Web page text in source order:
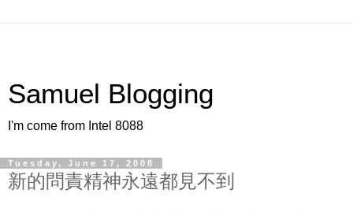
Samuel Blogging
I'm come from Intel 8088
Tuesday, June 17, 2008
新的問責精神永遠都見不到